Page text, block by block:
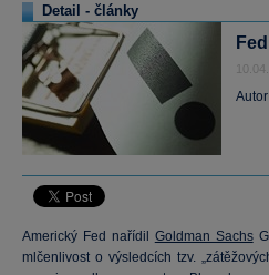
Detail - články
Americký Fed nařídil Goldman Sachs
mlčenlivost o výsledcích tzv.